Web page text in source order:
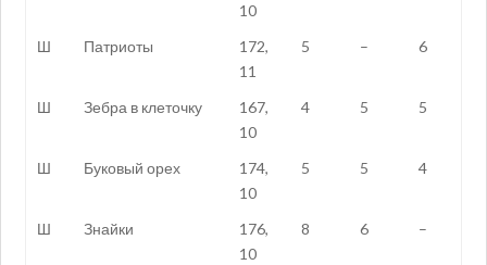
10
Ш Патриоты
172,
11
5 – 6
Ш Зебра в клеточку
167,
10
4 5 5
Ш Буковый орех
174,
10
5 5 4
Ш Знайки
176,
10
8 6 –